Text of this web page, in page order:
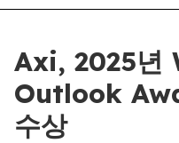
Axi, 2025년
Outlook
수상